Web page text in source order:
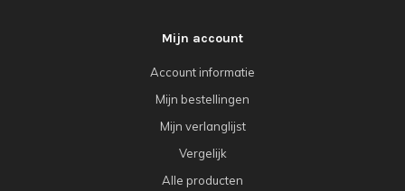
Mijn account
Account informatie
Mijn bestellingen
Mijn verlanglijst
Vergelijk
Alle producten